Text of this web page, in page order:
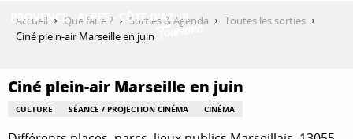
contenu
QUE FAIRE ?
Accueil Que faire ? Sorties & Agenda
Toutes les sorties
Ciné plein-air Marseille en juin
Ciné plein-air Marseille en juin
CULTURE SÉANCE / PROJECTION CINÉMA CINÉMA